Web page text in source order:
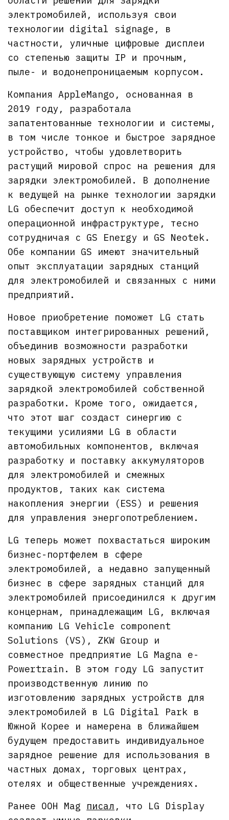
электромобилей, используя свои
технологии digital signage, в
частности, уличные цифровые дисплеи
со степенью защиты IP и прочным,
пыле- и водонепроницаемым корпусом.
Компания AppleMango, основанная в
2019 году, разработала
запатентованные технологии и системы,
в том числе тонкое и быстрое зарядное
устройство, чтобы удовлетворить
растущий мировой спрос на решения для
зарядки электромобилей. В дополнение
к ведущей на рынке технологии зарядки
LG обеспечит доступ к необходимой
операционной инфраструктуре, тесно
сотрудничая с GS Energy и GS Neotek.
Обе компании GS имеют значительный
опыт эксплуатации зарядных станций
для электромобилей и связанных с ними
предприятий.
Новое приобретение поможет LG стать
поставщиком интегрированных решений,
объединив возможности разработки
новых зарядных устройств и
существующую систему управления
зарядкой электромобилей собственной
разработки. Кроме того, ожидается,
что этот шаг создаст синергию с
текущими усилиями LG в области
автомобильных компонентов, включая
разработку и поставку аккумуляторов
для электромобилей и смежных
продуктов, таких как система
накопления энергии (ESS) и решения
для управления энергопотреблением.
LG теперь может похвастаться широким
бизнес-портфелем в сфере
электромобилей, а недавно запущенный
бизнес в сфере зарядных станций для
электромобилей присоединился к другим
концернам, принадлежащим LG, включая
компанию LG Vehicle component
Solutions (VS), ZKW Group и
совместное предприятие LG Magna e-
Powertrain. В этом году LG запустит
производственную линию по
изготовлению зарядных устройств для
электромобилей в LG Digital Park в
Южной Корее и намерена в ближайшем
будущем предоставить индивидуальное
зарядное решение для использования в
частных домах, торговых центрах,
отелях и общественные учреждениях.
Ранее OOH Mag писал , что LG Display